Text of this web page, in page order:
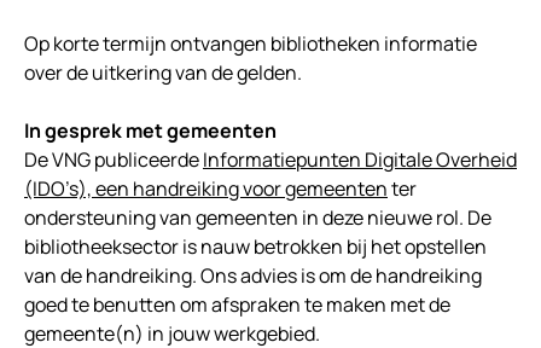
Op korte termijn ontvangen bibliotheken informatie
over de uitkering van de gelden.
In gesprek met gemeenten
De VNG publiceerdeInformatiepunten Digitale Overheid
(IDO’s), een handreiking voor gemeententer
ondersteuning van gemeenten in deze nieuwe rol. De
bibliotheeksector is nauw betrokken bij het opstellen
van de handreiking. Ons advies is om de handreiking
goed te benutten om afspraken te maken met de
gemeente(n) in jouw werkgebied.